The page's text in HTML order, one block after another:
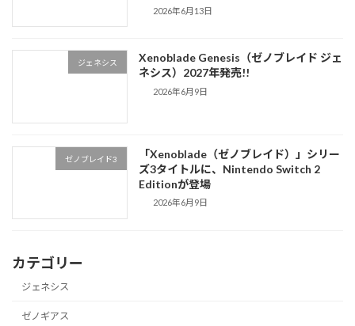
2026年6月13日
ジェネシス
Xenoblade Genesis（ゼノブレイド ジェ
ネシス）2027年発売!!
2026年6月9日
ゼノブレイド3
「Xenoblade（ゼノブレイド）」シリー
ズ3タイトルに、Nintendo Switch 2
Editionが登場
2026年6月9日
カテゴリー
ジェネシス
ゼノギアス